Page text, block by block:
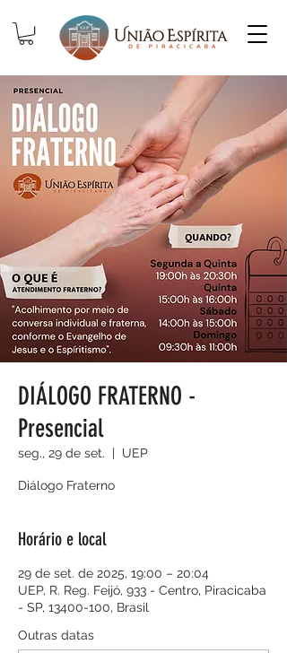
DIÁLOGO FRATERNO -
Presencial
seg., 29 de set.
  |
UEP
Diálogo Fraterno
Horário e local
29 de set. de 2025, 19:00 – 20:04
UEP, R. Reg. Feijó, 933 - Centro, Piracicaba
- SP, 13400-100, Brasil
Outras datas